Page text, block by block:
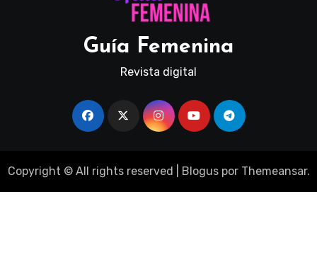
Guía Femenina
Revista digital
Copyright © All rights reserved Bloguspor Themeansar.